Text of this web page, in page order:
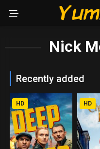
Nick
Recently added
HD HD